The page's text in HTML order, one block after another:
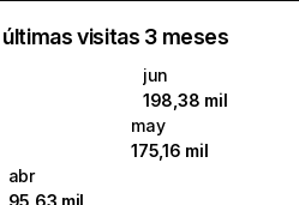
visitas 3 meses
jun
198,38 mil
may
175,16 mil
abr
95,63 mil